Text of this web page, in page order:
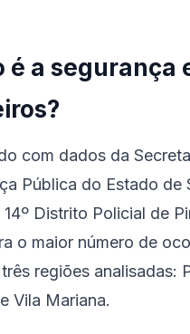
é a segurança
com dados da
Pública do Estado de
14º Distrito Policial de
o maior número de
regiões analisadas:
Vila Mariana.